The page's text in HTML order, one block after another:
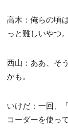
高木：俺らの頃
っと難しいやつ
西山：ああ、そ
かも。
いけだ：一回、
コーダーを使って